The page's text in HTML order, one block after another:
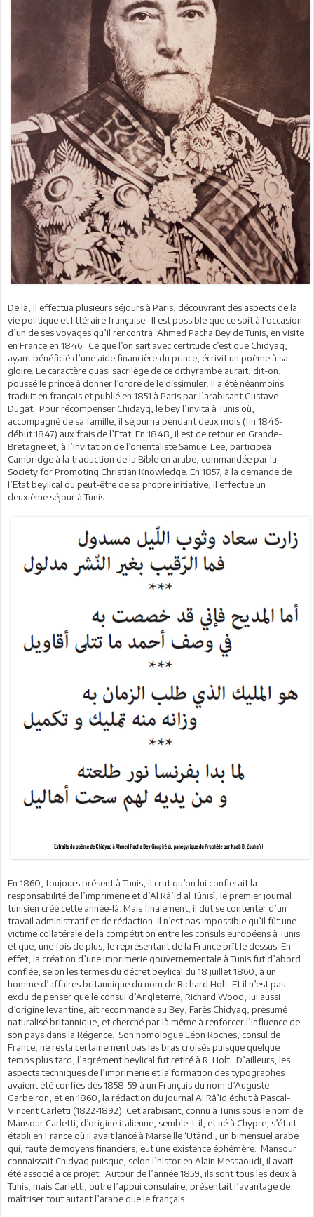
De là, il effectua plusieurs séjours à Paris, découvrant des aspects de la
vie politique et littéraire française. Il est possible que ce soit à l’occasion
d’un de ses voyages qu’il rencontra Ahmed Pacha Bey de Tunis, en visite
en France en 1846. Ce que l’on sait avec certitude c’est que Chidyaq,
ayant bénéficié d’une aide financière du prince, écrivit un poème à sa
gloire. Le caractère quasi sacrilège de ce dithyrambe aurait, dit-on,
poussé le prince à donner l’ordre de le dissimuler. Il a été néanmoins
traduit en français et publié en 1851 à Paris par l’arabisant Gustave
Dugat. Pour récompenser Chidayq, le bey l’invita à Tunis où,
accompagné de sa famille, il séjourna pendant deux mois (fin 1846-
début 1847) aux frais de l’Etat. En 1848, il est de retour en Grande-
Bretagne et, à l’invitation de l’orientaliste Samuel Lee, participeà
Cambridge à la traduction de la Bible en arabe, commandée par la
Society for Promoting Christian Knowledge. En 1857, à la demande de
l’Etat beylical ou peut-être de sa propre initiative, il effectue un
deuxième séjour à Tunis.
En 1860, toujours présent à Tunis, il crut qu’on lui confierait la
responsabilité de l’imprimerie et d’Al Râ’id al Tûnisî, le premier journal
tunisien créé cette année-là. Mais finalement, il dut se contenter d’un
travail administratif et de rédaction. Il n’est pas impossible qu’il fût une
victime collatérale de la compétition entre les consuls européens à Tunis
et que, une fois de plus, le représentant de la France prît le dessus. En
effet, la création d’une imprimerie gouvernementale à Tunis fut d’abord
confiée, selon les termes du décret beylical du 18 juillet 1860, à un
homme d’affaires britannique du nom de Richard Holt. Et il n’est pas
exclu de penser que le consul d’Angleterre, Richard Wood, lui aussi
d’origine levantine, ait recommandé au Bey, Farès Chidyaq, présumé
naturalisé britannique, et cherché par là même à renforcer l’influence de
son pays dans la Régence. Son homologue Léon Roches, consul de
France, ne resta certainement pas les bras croisés puisque quelque
temps plus tard, l’agrément beylical fut retiré à R. Holt. D’ailleurs, les
aspects techniques de l’imprimerie et la formation des typographes
avaient été confiés dès 1858-59 à un Français du nom d’Auguste
Garbeiron, et en 1860, la rédaction du journal Al Râ’id échut à Pascal-
Vincent Carletti (1822-1892). Cet arabisant, connu à Tunis sous le nom de
Mansour Carletti, d’origine italienne, semble-t-il, et né à Chypre, s’était
établi en France où il avait lancé à Marseille ‘Utârid , un bimensuel arabe
qui, faute de moyens financiers, eut une existence éphémère. Mansour
connaissait Chidyaq puisque, selon l’historien Alain Messaoudi, il avait
été associé à ce projet. Autour de l’année 1859, ils sont tous les deux à
Tunis, mais Carletti, outre l’appui consulaire, présentait l’avantage de
maîtriser tout autant l’arabe que le français.